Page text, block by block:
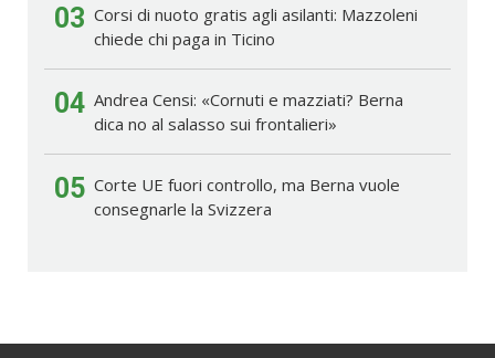
03 Corsi di nuoto gratis agli asilanti: Mazzoleni
chiede chi paga in Ticino
04 Andrea Censi: «Cornuti e mazziati? Berna
dica no al salasso sui frontalieri»
05 Corte UE fuori controllo, ma Berna vuole
consegnarle la Svizzera